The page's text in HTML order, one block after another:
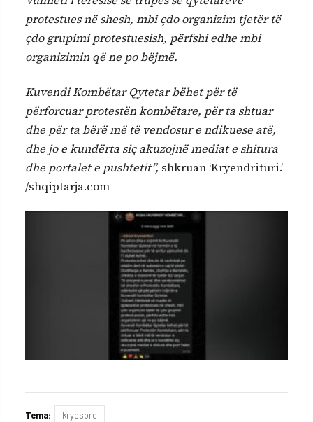
protestues në shesh, mbi çdo organizim tjetër të
çdo grupimi protestuesish, përfshi edhe mbi
organizimin që ne po bëjmë.
Kuvendi Kombëtar Qytetar bëhet për të
përforcuar protestën kombëtare, për ta shtuar
dhe për ta bërë më të vendosur e ndikuese atë,
dhe jo e kundërta siç akuzojnë mediat e shitura
dhe portalet e pushtetit”, shkruan ‘Kryendrituri.’
/shqiptarja.com
Tema: kryesore